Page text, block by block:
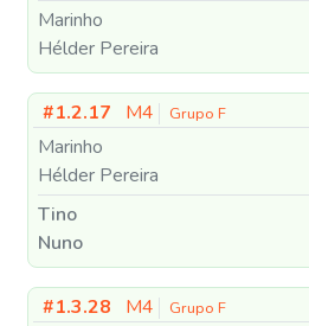
Marinho
Hélder Pereira
#1.2.17 M4 Grupo F
Marinho
Hélder Pereira
Tino
Nuno
#1.3.28 M4 Grupo F